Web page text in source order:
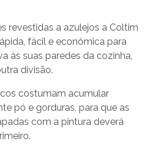
revestidas a azulejos a Coltim
fácil e económica para
às suas paredes da cozinha,
divisão.
costumam acumular
pó e gorduras, para que as
com a pintura deverá